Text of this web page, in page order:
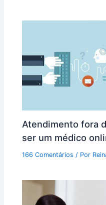
Atendimento fora
ser um médico
166 Comentários / Por